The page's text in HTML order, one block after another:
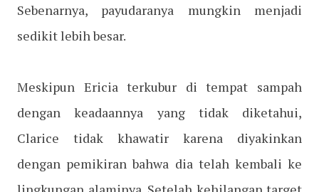
Sebenarnya, payudaranya mungkin menjadi
sedikit lebih besar.
Meskipun Ericia terkubur di tempat sampah
dengan keadaannya yang tidak diketahui,
Clarice tidak khawatir karena diyakinkan
dengan pemikiran bahwa dia telah kembali ke